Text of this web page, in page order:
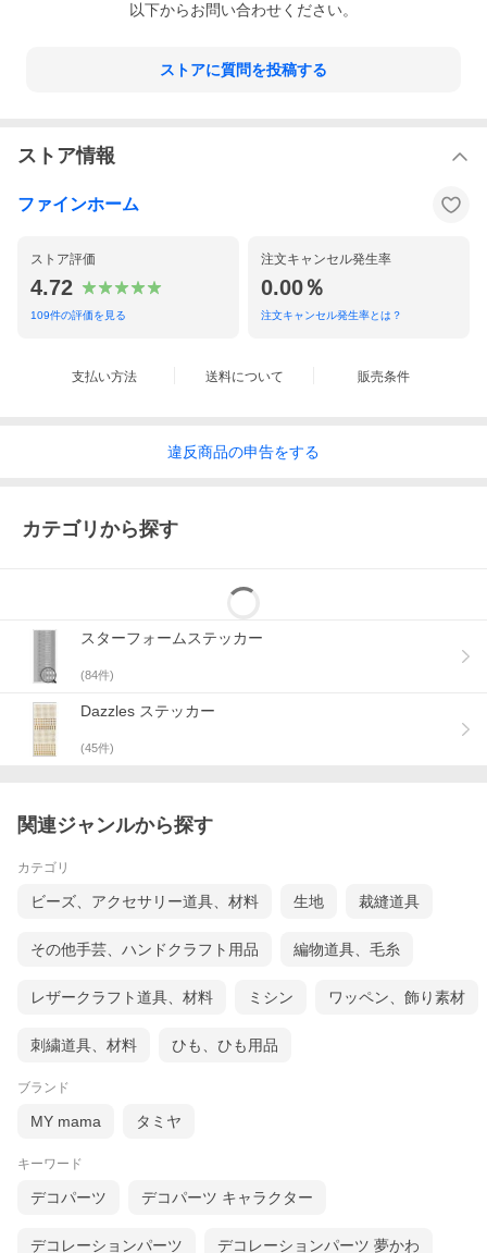
以下からお問い合わせください。
ストアに質問を投稿する
ストア情報
ファインホーム
ストア評価
4.72
109件の評価を見る
注文キャンセル発生率
0.00％
注文キャンセル発生率とは？
支払い方法 送料について 販売条件
違反商品の申告をする
カテゴリから探す
スターフォームステッカー
(84件)
Dazzles ステッカー
(45件)
関連ジャンルから探す
カテゴリ
ビーズ、アクセサリー道具、材料 生地 裁縫道具
その他手芸、ハンドクラフト用品 編物道具、毛糸
レザークラフト道具、材料 ミシン ワッペン、飾り素材
刺繍道具、材料 ひも、ひも用品
ブランド
MY mama タミヤ
キーワード
デコパーツ デコパーツ キャラクター
デコレーションパーツ デコレーションパーツ 夢かわ